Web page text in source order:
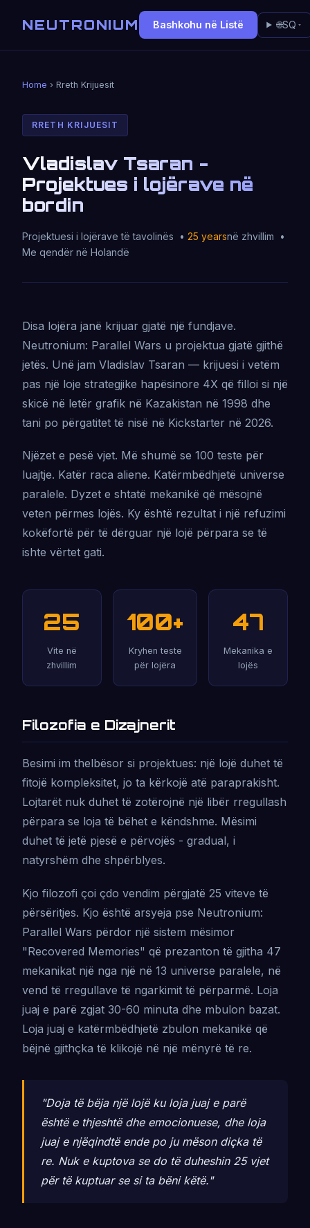
NEUTRONIUM Bashkohu në Listë 🌐SQ
Home › Rreth Krijuesit
RRETH KRIJUESIT
Vladislav Tsaran -
Projektues i lojërave në
bordin
Projektuesi i lojërave të tavolinës • 25 yearsnë zhvillim •
Me qendër në Holandë
Disa lojëra janë krijuar gjatë një fundjave.
Neutronium: Parallel Wars u projektua gjatë gjithë
jetës. Unë jam Vladislav Tsaran — krijuesi i vetëm
pas një loje strategjike hapësinore 4X që filloi si një
skicë në letër grafik në Kazakistan në 1998 dhe
tani po përgatitet të nisë në Kickstarter në 2026.
Njëzet e pesë vjet. Më shumë se 100 teste për
luajtje. Katër raca aliene. Katërmbëdhjetë universe
paralele. Dyzet e shtatë mekanikë që mësojnë
veten përmes lojës. Ky është rezultat i një refuzimi
kokëfortë për të dërguar një lojë përpara se të
ishte vërtet gati.
25
Vite në
zhvillim
100+
Kryhen teste
për lojëra
47
Mekanika e
lojës
Filozofia e Dizajnerit
Besimi im thelbësor si projektues: një lojë duhet të
fitojë kompleksitet, jo ta kërkojë atë paraprakisht.
Lojtarët nuk duhet të zotërojnë një libër rregullash
përpara se loja të bëhet e këndshme. Mësimi
duhet të jetë pjesë e përvojës - gradual, i
natyrshëm dhe shpërblyes.
Kjo filozofi çoi çdo vendim përgjatë 25 viteve të
përsëritjes. Kjo është arsyeja pse Neutronium:
Parallel Wars përdor një sistem mësimor
"Recovered Memories" që prezanton të gjitha 47
mekanikat një nga një në 13 universe paralele, në
vend të rregullave të ngarkimit të përparmë. Loja
juaj e parë zgjat 30-60 minuta dhe mbulon bazat.
Loja juaj e katërmbëdhjetë zbulon mekanikë që
bëjnë gjithçka të klikojë në një mënyrë të re.
"Doja të bëja një lojë ku loja juaj e parë
është e thjeshtë dhe emocionuese, dhe loja
juaj e njëqindtë ende po ju mëson diçka të
re. Nuk e kuptova se do të duheshin 25 vjet
për të kuptuar se si ta bëni këtë."